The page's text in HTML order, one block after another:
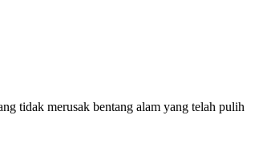
tidak merusak bentang alam yang telah pulih